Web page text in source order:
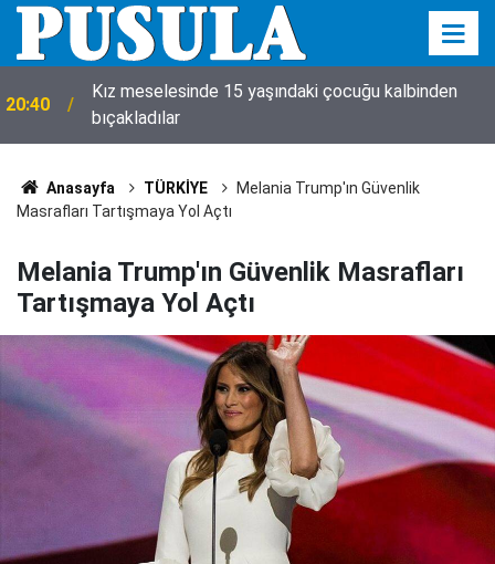
20:40
Kız meselesinde 15 yaşındaki çocuğu kalbinden
bıçakladılar
Anasayfa TÜRKİYE
Melania Trump'ın Güvenlik
Masrafları Tartışmaya Yol Açtı
Melania Trump'ın Güvenlik Masrafları
Tartışmaya Yol Açtı